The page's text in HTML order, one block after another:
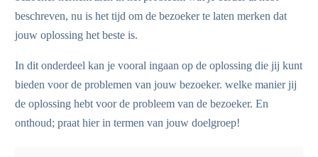
beschreven, nu is het tijd om de bezoeker te laten merken dat
jouw oplossing het beste is.
In dit onderdeel kan je vooral ingaan op de oplossing die jij kunt
bieden voor de problemen van jouw bezoeker. welke manier jij
de oplossing hebt voor de probleem van de bezoeker. En
onthoud; praat hier in termen van jouw doelgroep!